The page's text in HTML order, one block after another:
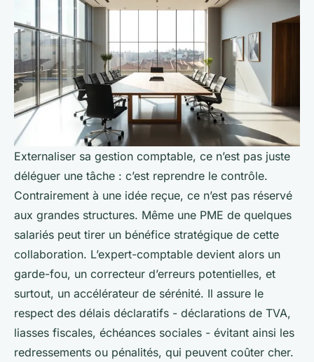
Externaliser sa gestion comptable, ce n’est pas juste
déléguer une tâche : c’est reprendre le contrôle.
Contrairement à une idée reçue, ce n’est pas réservé
aux grandes structures. Même une PME de quelques
salariés peut tirer un bénéfice stratégique de cette
collaboration. L’expert-comptable devient alors un
garde-fou, un correcteur d’erreurs potentielles, et
surtout, un accélérateur de sérénité. Il assure le
respect des délais déclaratifs - déclarations de TVA,
liasses fiscales, échéances sociales - évitant ainsi les
redressements ou pénalités, qui peuvent coûter cher.